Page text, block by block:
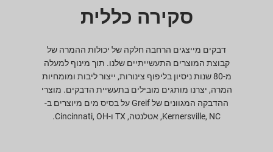
סקירה כללית
דבקים מייצגים הרחבה חלקה של יכולות ההמרה של
קבוצת המוצרים התעשייתיים שלנו. תוך מינוף למעלה
מ-80 שנות ניסיון בליפוף צינורות, ייצור ליבות ומומחיות
המרה, יצרנו מותגים מובילים בתעשיית הדבקים. מוצרי
ההדבקה המגוונים של Greif על בסיס מים מיוצרים ב-
Kernersville, NC, אטלנטה, TX ו-Cincinnati, OH.